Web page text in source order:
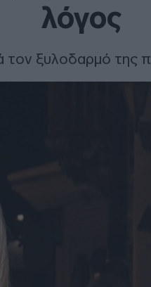
λόγος
τον ξυλοδαρμό της